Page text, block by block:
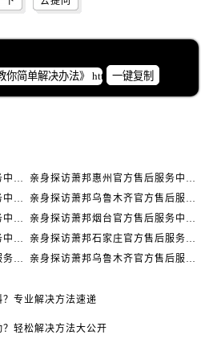
内蒙古自治区通辽市科尔沁区明仁大街萧邦售后服务中心（需提前预约）
内蒙古自治区兴安盟市乌兰浩特市兴安大街萧邦售后服务中心（需提前预约）
山西省晋城市城区黄华街萧邦售后服务中心（需提前预约）
山西省晋中市榆次区顺城街萧邦售后服务中心（需提前预约）
一键复制
亲身探访萧邦南宁官方售后服务中心｜网点地址与电话（2026年7月最新）
亲身探访萧邦惠州官方售后服务中心｜网点地址及热线（2026年7月最新）
亲身探访萧邦唐山官方售后服务中心｜全新地址及服务热线（2026年7月最新）
亲身探访萧邦乌鲁木齐官方售后服务中心｜网点地址与服务热线（2026年7月最新）
亲身探访萧邦南昌官方售后服务中心｜详细地址及客服热线（2026年7月最新）
亲身探访萧邦烟台官方售后服务中心｜全新官方服务电话与地址（2026年7月最新）
亲身探访萧邦烟台官方售后服务中心｜全部地址与客服热线（2026年7月最新）
亲身探访萧邦石家庄官方售后服务中心｜服务热线及办公地址（2026年7月最新）
亲身探访萧邦哈尔滨官方售后服务中心｜全新地址及服务热线（2026年7月最新）
亲身探访萧邦乌鲁木齐官方售后服务中心｜服务热线及办公地址（2026年7月最新）
专业解决方法速递
轻松解决方法大公开